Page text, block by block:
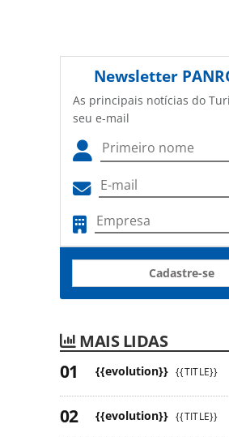
Newsletter
As principais notícias do
seu e-mail
Cadastre-se
MAIS LIDAS
{{evolution}} {{TITLE}}
{{evolution}} {{TITLE}}